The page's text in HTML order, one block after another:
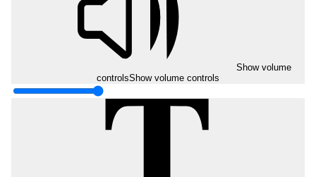
Show volume
controlsShow volume controls